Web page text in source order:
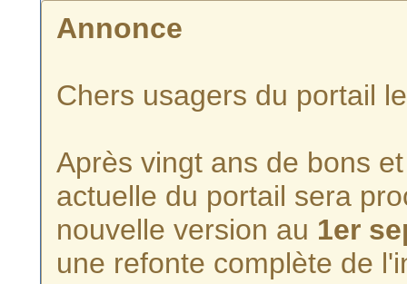
Annonce
Chers usagers du portail
Après vingt ans de bons
actuelle du portail sera
nouvelle version au 1er
une refonte complète de